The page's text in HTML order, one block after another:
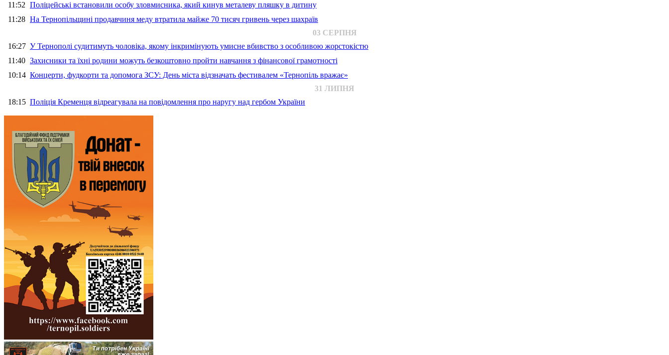
11:52 Поліцейські встановили особу зловмисника, який кинув металеву пляшку в дитину
11:28 На Тернопільщині продавчиня меду втратила майже 70 тисяч гривень через шахраїв
03 СЕРПНЯ
16:27 У Тернополі судитимуть чоловіка, якому інкримінують умисне вбивство з особливою жорстокістю
11:40 Захисники та їхні родини можуть безкоштовно пройти навчання з фінансової грамотності
10:14 Концерти, фудкорти та допомога ЗСУ: День міста відзначать фестивалем «Тернопіль вражає»
31 ЛИПНЯ
18:15 Поліція Кременця відреагувала на повідомлення про наругу над гербом України